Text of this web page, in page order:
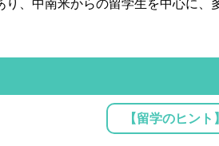
、中南米からの留学生を中心に、
【留学のヒン